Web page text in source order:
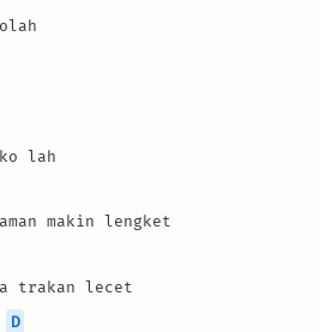
lah
makin lengket
trakan lecet
D